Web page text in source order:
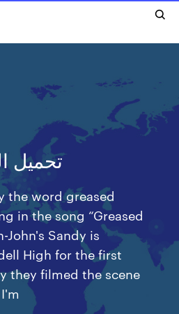
تحميل
the word greased
in the song “Greased
John's Sandy is
High for the first
they filmed the scene